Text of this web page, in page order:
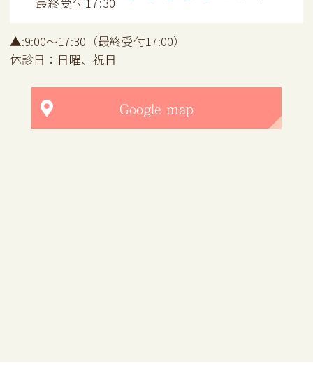
▲:9:00～17:30（最終受付17:00）
休診日：日曜、祝日
Google map